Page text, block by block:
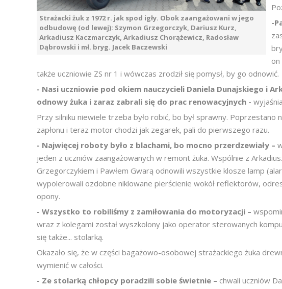
Strażacki żuk z 1972 r. jak spod igły. Obok zaangażowani w jego
odbudowę (od lewej): Szymon Grzegorczyk, Dariusz Kurz,
Arkadiusz Kaczmarczyk, Arkadiusz Chorążewicz, Radosław
Dąbrowski i mł. bryg. Jacek Baczewski
-
także uczniowie ZS nr 1 i wówczas zrodził się pomysł, by go odnowić.
- Nasi uczniowie pod okiem nauczycieli Daniela Dunajskiego i
odnowy żuka i zaraz zabrali się do prac renowacyjnych -
Przy silniku niewiele trzeba było robić, bo był sprawny. Poprzestano
zapłonu i teraz motor chodzi jak zegarek, pali do pierwszego razu.
- Najwięcej roboty było z blachami, bo mocno przerdzewiały –
jeden z uczniów zaangażowanych w remont żuka. Wspólnie z
Grzegorczykiem i Pawłem Gwarą odnowili wszystkie klosze lamp
wypolerowali ozdobne niklowane pierścienie wokół reflektorów,
opony.
- Wszystko to robiliśmy z zamiłowania do motoryzacji –
wraz z kolegami został wyszkolony jako operator sterowanych
się także... stolarką.
Okazało się, że w części bagażowo-osobowej strażackiego żuka
wymienić w całości.
- Ze stolarką chłopcy poradzili sobie świetnie – chwali uczniów